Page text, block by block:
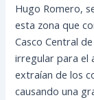
Hugo Romero,
esta zona que
Casco Central
irregular para el
extraían de los
causando una